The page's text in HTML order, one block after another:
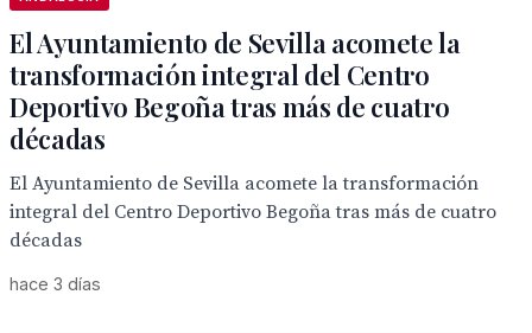
El Ayuntamiento de Sevilla acomete la
transformación integral del Centro
Deportivo Begoña tras más de cuatro
décadas
El Ayuntamiento de Sevilla acomete la transformación
integral del Centro Deportivo Begoña tras más de cuatro
décadas
hace 3 días